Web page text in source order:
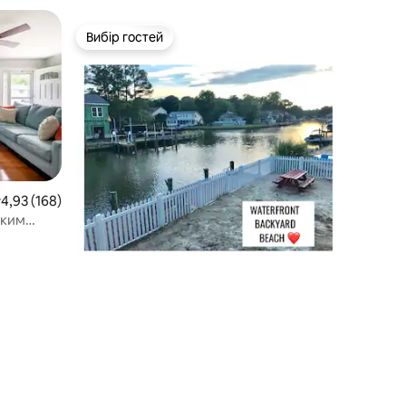
оцінка: 4,93 з 5, відгуки: 168
4,93 (168)
Вибір гостей
Вибір гостей